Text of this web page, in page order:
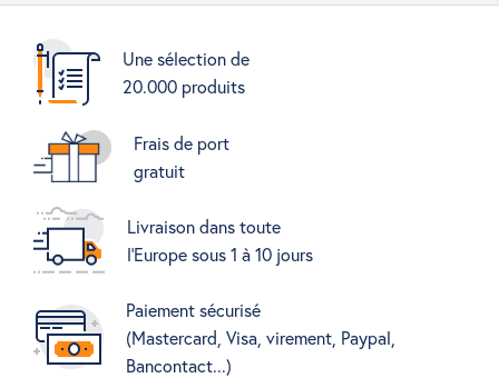
Une sélection de
20.000 produits
Frais de port
gratuit
Livraison dans toute
l'Europe sous 1 à 10 jours
Paiement sécurisé
(Mastercard, Visa, virement, Paypal,
Bancontact...)